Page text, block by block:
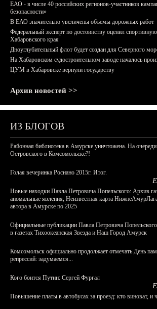
ЕАО - в числе 40 российских регионов-участников
безопасности»
В ЕАО значительно увеличены объемы дорожных работ
Федеральный эксперт по достоинству оценил
Хабаровского края
Дноуглубительный флот будет создан для Северного
На Хабаровском судостроительном заводе началось
ЦУМ в Хабаровске вернули государству
Архив новостей >>
ИЗ БЛОГОВ
Районная библиотека в Амурске уничтожена. На
Островского в Комсомольске?!
Голая вечеринка Роснано 2015г. Итог.
Новые находки Павла Петровича Попельского: Архив
аномальные явления, Неизвестная карта
автора в Амурске по 2025
Официальные публикации Павла Петровича
в газетах Тихоокеанская Звезда и Наш Город Амурск
Комсомольск официально продолжает отмечать День
репрессий: задумаемся...
Кого боится Путин: Сергей Фургал
Повышение платы в автобусах за проезд: кто виноват, и